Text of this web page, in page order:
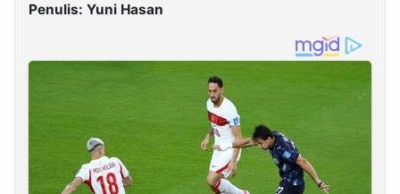
Penulis: Yuni Hasan